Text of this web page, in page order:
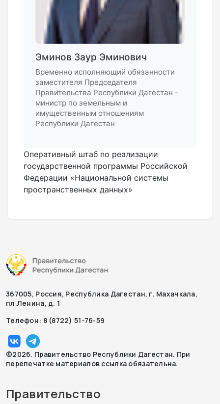
Эминов Заур Эминович
Временно исполняющий обязанности
заместителя Председателя
Правительства Республики Дагестан -
министр по земельным и
имущественным отношениям
Республики Дагестан
Оперативный штаб по реализации
государственной программы Российской
Федерации «Национальной системы
пространственных данных»
367005, Россия, Республика Дагестан, г. Махачкала,
пл.Ленина, д. 1
Телефон: 8 (8722) 51-76-59
©2026. Правительство Республики Дагестан. При
перепечатке материалов ссылка обязательна.
Правительство